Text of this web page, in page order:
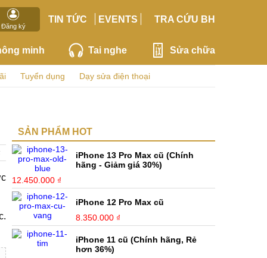
Đăng ký
TIN TỨC EVENTS TRA CỨU BH
minh Tai nghe Sửa chữa
Tuyển dụng Dạy sửa điện thoại
SẢN PHẨM HOT
iPhone 13 Pro Max cũ (Chính
hãng - Giảm giá 30%)
12.450.000 ₫
iPhone 12 Pro Max cũ
8.350.000 ₫
iPhone 11 cũ (Chính hãng, Rẻ
hơn 36%)